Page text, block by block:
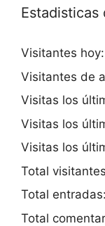
Estadisticas
Visitantes hoy:
Visitantes de
Visitas los
Visitas los
Visitas los
Total
Total entradas:
Total